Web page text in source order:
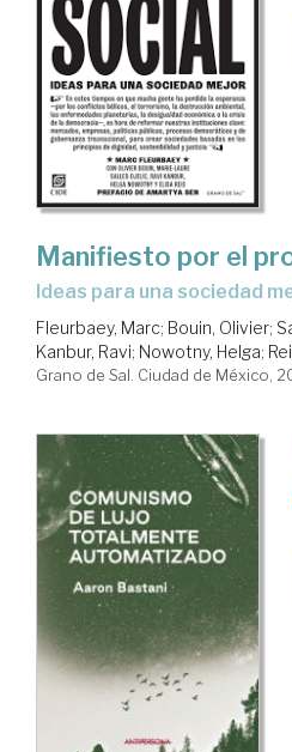
Manifiesto por el
ideas para una sociedad
Fleurbaey, Marc; Bouin, Olivier;
Kanbur, Ravi; Nowotny, Helga;
Grano de Sal. Ciudad de México,